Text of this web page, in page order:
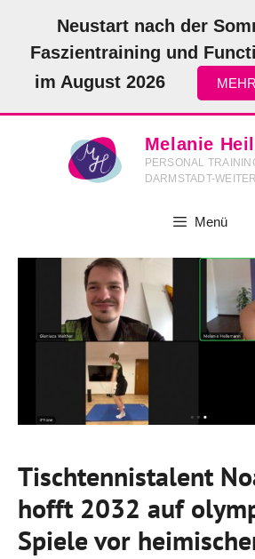
springen
Neustart nach der
Faszientraining und
im August 2026
Melanie
PERSONAL
DARMSTADT-
Menü
Tischtennistalent
hofft 2032 auf
Spiele vor